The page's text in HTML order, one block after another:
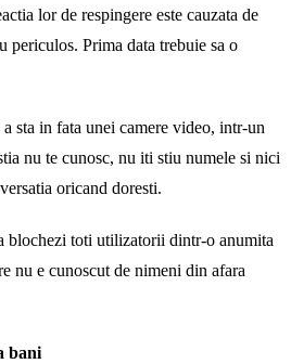
lor de respingere este cauzata de
periculos. Prima data trebuie sa o
sta in fata unei camere video, intr-un
nu te cunosc, nu iti stiu numele si nici
oricand doresti.
blochezi toti utilizatorii dintr-o anumita
nu e cunoscut de nimeni din afara
bani